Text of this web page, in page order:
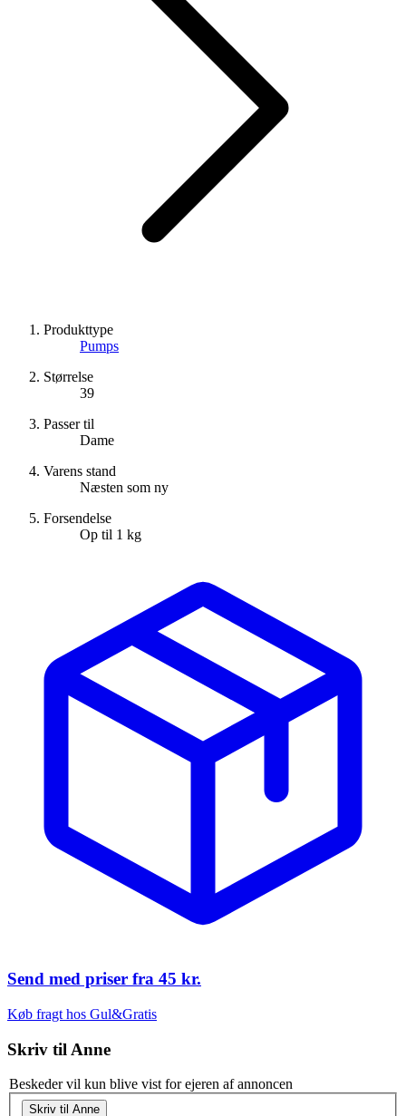
Produkttype
Pumps
Størrelse
39
Passer til
Dame
Varens stand
Næsten som ny
Forsendelse
Op til 1 kg
Send med priser fra 45 kr.
Køb fragt hos Gul&Gratis
Skriv til Anne
Beskeder vil kun blive vist for ejeren af annoncen
Skriv til Anne